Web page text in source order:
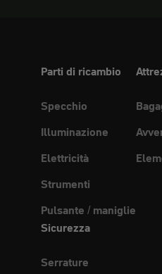
Parti di ricambio
Specchio
Illuminazione
Elettricità
Strumenti
Pulsante / maniglie
Sicurezza
Serrature